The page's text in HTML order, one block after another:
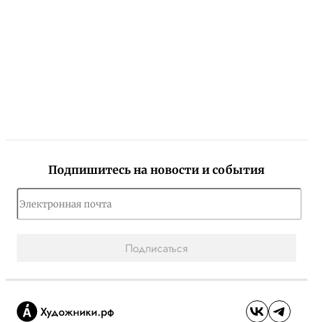
Подпишитесь на новости и события
Подписаться